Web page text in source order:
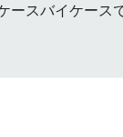
スバイケース